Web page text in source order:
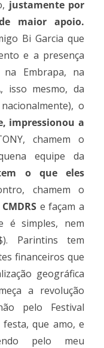
justamente por
maior apoio.
Bi Garcia que
e a presença
Embrapa, na
isso mesmo, da
o
impressionou a
chamem o
equipe da
o que eles
chamem o
e façam a
é simples, nem
Parintins tem
financeiros que
geográfica
a revolução
pelo Festival
que amo, e
pelo meu